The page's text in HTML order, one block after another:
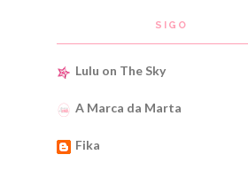
SIGO
Lulu on The Sky
A Marca da Marta
Fika